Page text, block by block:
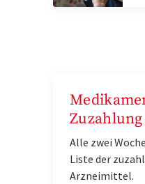
Zuzahlung
Alle zwei
Liste der
Arzneimittel.